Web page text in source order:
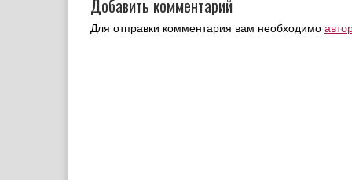
Добавить комментарий
Для отправки комментария вам необходимо